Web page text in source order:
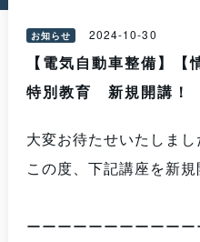
お知らせ 2024-10-30
【電気自動車整備】【
特別教育 新規開講！
大変お待たせいたしまし
この度、下記講座を新
ーーーーーーーーーー